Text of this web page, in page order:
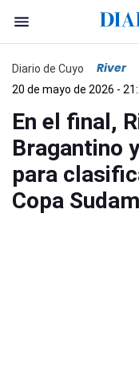
Diario de Cuyo River
20 de mayo de 2026 -
En el final,
Bragantino
para
Copa